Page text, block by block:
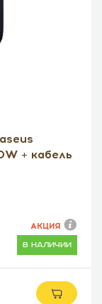
+ кабель
в наличии
АКЦИЯ